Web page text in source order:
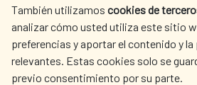
También utilizamos cookies de
analizar cómo usted utiliza este sitio
preferencias y aportar el contenido y la
relevantes. Estas cookies solo se
previo consentimiento por su parte.
CULTURE AND SCIENCE